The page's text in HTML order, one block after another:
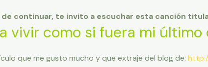
continuar, te invito a escuchar esta canción
vivir como si fuera mi último
que me gusto mucho y que extraje del blog de: